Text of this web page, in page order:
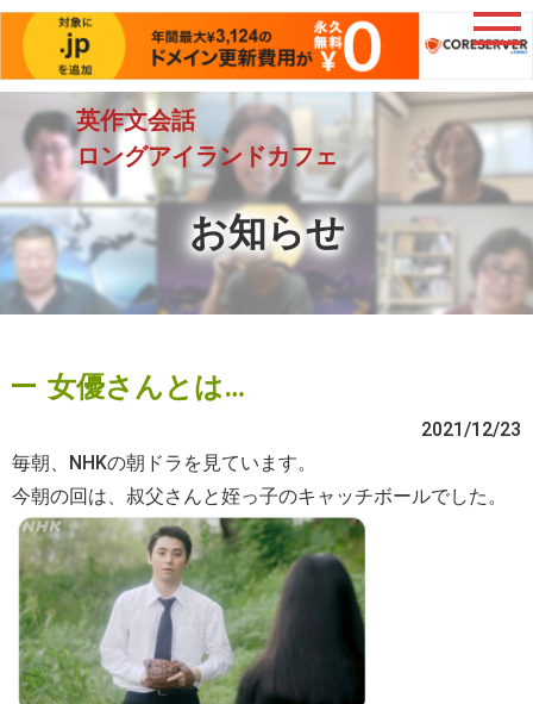
英作文会話
ロングアイランドカフェ
お知らせ
女優さんとは…
2021/12/23
毎朝、NHKの朝ドラを見ています。
今朝の回は、叔父さんと姪っ子のキャッチボールでした。